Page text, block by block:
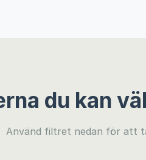
du kan
Använd filtret nedan för att